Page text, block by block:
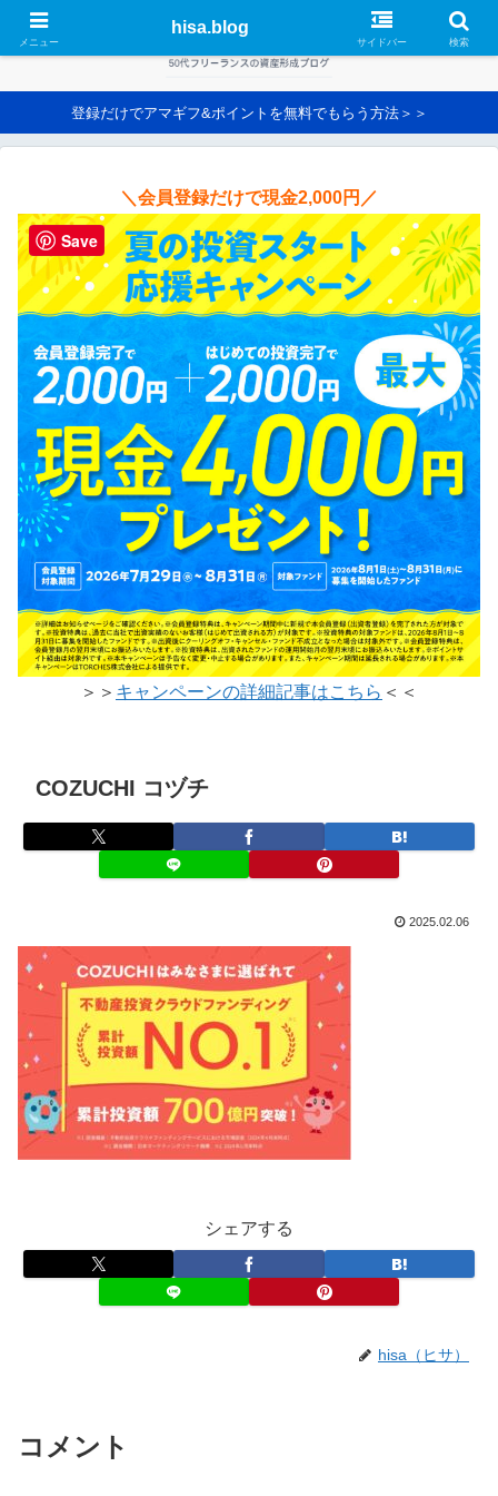
登録だけでアマギフ&ポイントを無料でもらう方法＞＞
＼会員登録だけで現金2,000円／
＞＞ キャンペーンの詳細記事はこちら ＜＜
COZUCHI コヅチ
2025.02.06
シェアする
hisa（ヒサ）
コメント
メニュー
hisa.blog
サイドバー 検索
Save